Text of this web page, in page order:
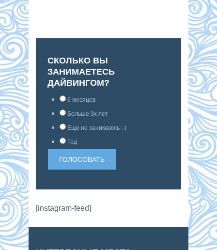
СКОЛЬКО ВЫ
ЗАНИМАЕТЕСЬ
ДАЙВИНГОМ?
6 месяцев
Больше 3х лет
Еще не занимаюсь :-)
Год
[instagram-feed]